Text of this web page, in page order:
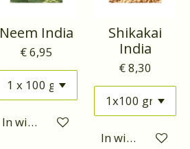
Neem India
€ 6,95
In winkelwagen
Shikakai
India
€ 8,30
In winkelwagen